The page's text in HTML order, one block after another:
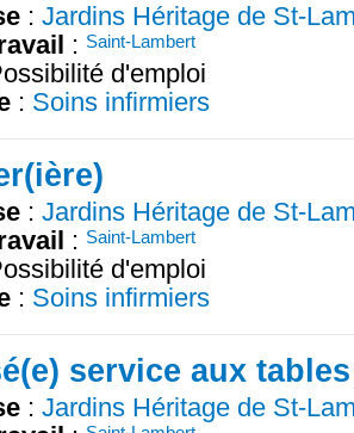
: Jardins Héritage de St-
: Saint-Lambert
d'emploi
: Soins infirmiers
: Jardins Héritage de St-
: Saint-Lambert
d'emploi
: Soins infirmiers
service aux tables
: Jardins Héritage de St-